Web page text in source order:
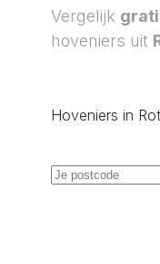
Vergelijk
hoveniers uit
Hoveniers in